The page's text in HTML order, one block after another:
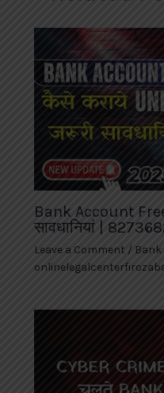
Bank Account
सावधानियां |
Leave a Comment /